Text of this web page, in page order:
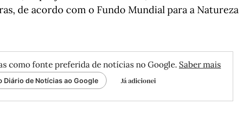
de acordo com o Fundo Mundial para a Natureza
como fonte preferida de notícias no Google. Saber mais
Diário de Notícias ao Google Já adicionei